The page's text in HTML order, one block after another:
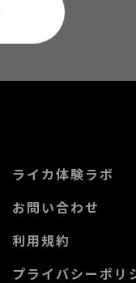
ライカ体験ラボ
お問い合わせ
利用規約
プライバシーポリ